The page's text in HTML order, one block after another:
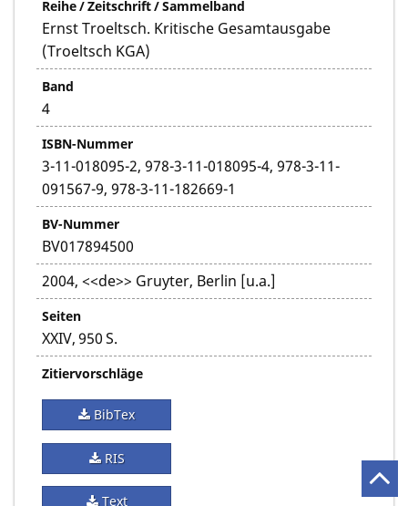
Reihe / Zeitschrift / Sammelband
Ernst Troeltsch. Kritische Gesamtausgabe
(Troeltsch KGA)
Band
4
ISBN-Nummer
3-11-018095-2, 978-3-11-018095-4, 978-3-11-
091567-9, 978-3-11-182669-1
BV-Nummer
BV017894500
2004, <<de>> Gruyter, Berlin [u.a.]
Seiten
XXIV, 950 S.
Zitiervorschläge
BibTex
RIS
Text